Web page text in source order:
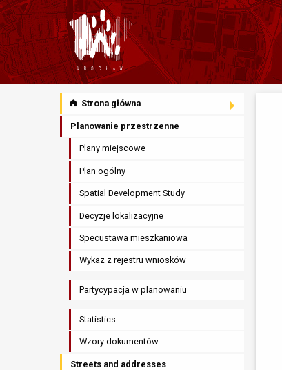
Strona główna
Planowanie przestrzenne
Plany miejscowe
Plan ogólny
Spatial Development Study
Decyzje lokalizacyjne
Specustawa mieszkaniowa
Wykaz z rejestru wniosków
Partycypacja w planowaniu
Statistics
Wzory dokumentów
Streets and addresses